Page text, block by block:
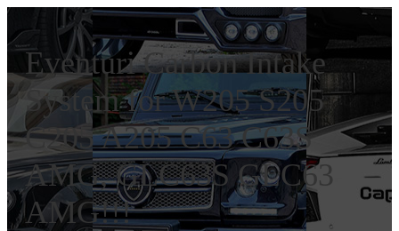
Eventuri Carbon Intake
System for W205 S205
C205 A205 C63 C63S
AMG, GLC63S GLC63
AMG!!!